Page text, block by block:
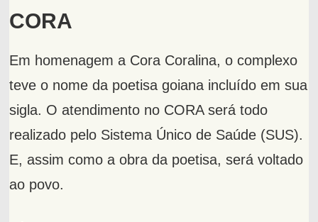
CORA
Em homenagem a Cora Coralina, o complexo
teve o nome da poetisa goiana incluído em sua
sigla. O atendimento no CORA será todo
realizado pelo Sistema Único de Saúde (SUS).
E, assim como a obra da poetisa, será voltado
ao povo.